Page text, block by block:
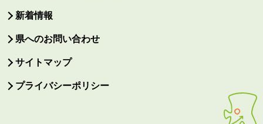
新着情報
県へのお問い合わせ
サイトマップ
プライバシーポリシー